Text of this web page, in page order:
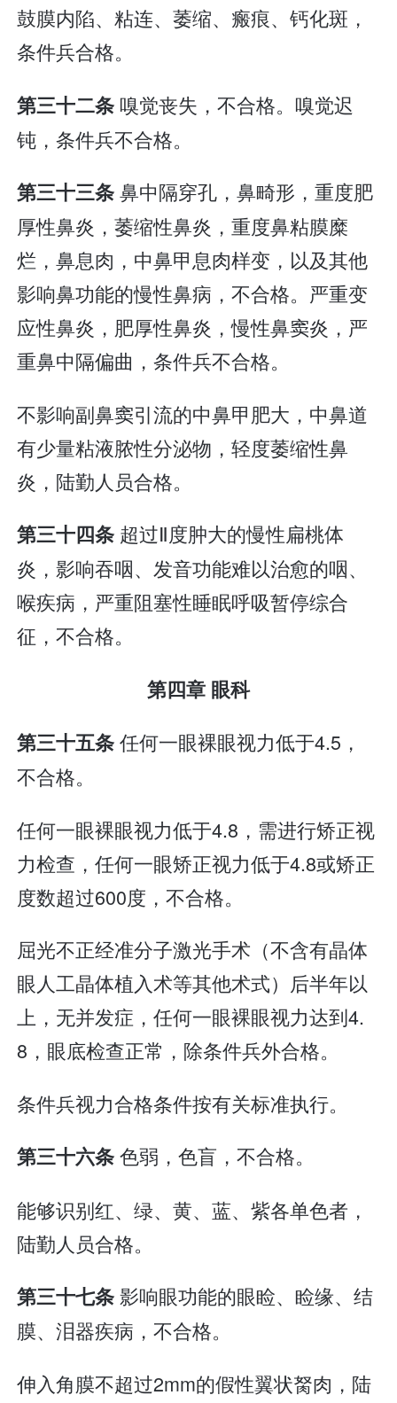
鼓膜内陷、粘连、萎缩、瘢痕、钙化斑，
条件兵合格。
第三十二条 嗅觉丧失，不合格。嗅觉迟
钝，条件兵不合格。
第三十三条鼻中隔穿孔，鼻畸形，重度肥
厚性鼻炎，萎缩性鼻炎，重度鼻粘膜糜
烂，鼻息肉，中鼻甲息肉样变，以及其他
影响鼻功能的慢性鼻病，不合格。严重变
应性鼻炎，肥厚性鼻炎，慢性鼻窦炎，严
重鼻中隔偏曲，条件兵不合格。
不影响副鼻窦引流的中鼻甲肥大，中鼻道
有少量粘液脓性分泌物，轻度萎缩性鼻
炎，陆勤人员合格。
第三十四条 超过Ⅱ度肿大的慢性扁桃体
炎，影响吞咽、发音功能难以治愈的咽、
喉疾病，严重阻塞性睡眠呼吸暂停综合
征，不合格。
第四章 眼科
第三十五条任何一眼裸眼视力低于4.5，
不合格。
任何一眼裸眼视力低于4.8，需进行矫正视
力检查，任何一眼矫正视力低于4.8或矫正
度数超过600度，不合格。
屈光不正经准分子激光手术（不含有晶体
眼人工晶体植入术等其他术式）后半年以
上，无并发症，任何一眼裸眼视力达到4.
8，眼底检查正常，除条件兵外合格。
条件兵视力合格条件按有关标准执行。
第三十六条色弱，色盲，不合格。
能够识别红、绿、黄、蓝、紫各单色者，
陆勤人员合格。
第三十七条影响眼功能的眼睑、睑缘、结
膜、泪器疾病，不合格。
伸入角膜不超过2mm的假性翼状胬肉，陆